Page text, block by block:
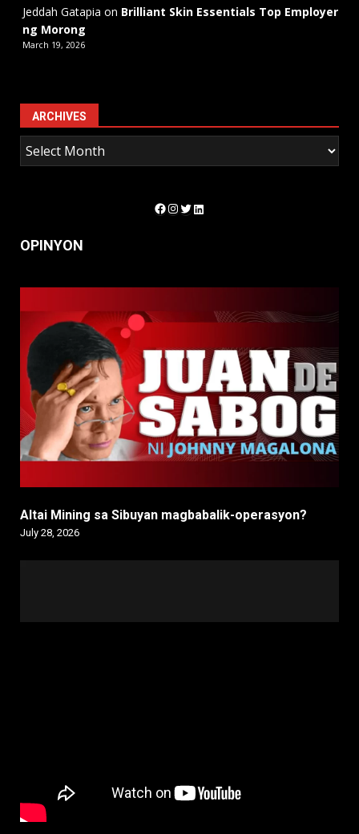
Jeddah Gatapia on Brilliant Skin Essentials Top Employer
ng Morong
March 19, 2026
ARCHIVES
Facebook
Instagram
Twitter
LinkedIn
OPINYON
Altai Mining sa Sibuyan magbabalik-operasyon?
July 28, 2026